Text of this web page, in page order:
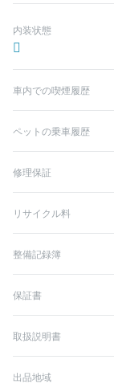
内装状態
車内での喫煙履歴
ペットの乗車履歴
修理保証
リサイクル料
整備記録簿
保証書
取扱説明書
出品地域